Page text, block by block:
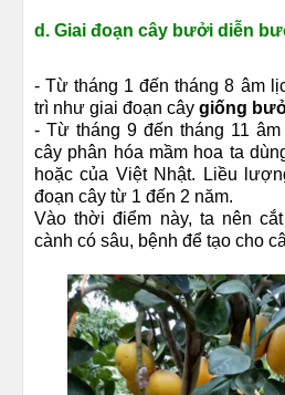
d. Giai đoạn cây bưởi diễn
- Từ tháng 1 đến tháng 8 âm
trì như giai đoạn cây giống
- Từ tháng 9 đến tháng 11
cây phân hóa mầm hoa ta
hoặc của Việt Nhật. Liều
đoạn cây từ 1 đến 2 năm.
Vào thời điểm này, ta nên
cành có sâu, bệnh để tạo cho